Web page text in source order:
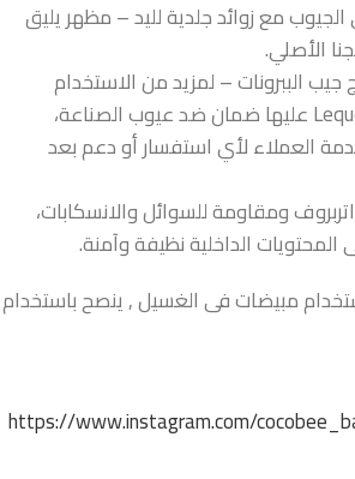
مع زوائد جلدية لليد – مظهر يليق
الأصلي.
الببرونات – لمزيد من الاستخدام
ليكوين جميع شنط Lequeen عليها ضمان ضد عيوب الصناعة،
العملاء لأي استفسار أو دعم بعد
ومقاومة للسوائل والانسكابات،
الداخلية نظيفة وآمنة.
مبيضات فى الغسيل , ينصح باستخدام
https://www.instagram.com/